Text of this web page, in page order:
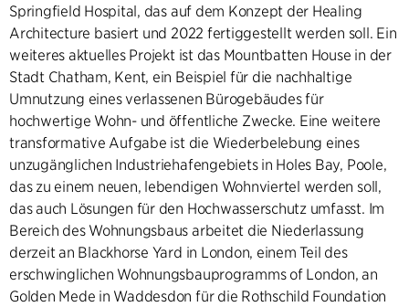
Springfield Hospital, das auf dem Konzept der Healing
Architecture basiert und 2022 fertiggestellt werden soll. Ein
weiteres aktuelles Projekt ist das Mountbatten House in der
Stadt Chatham, Kent, ein Beispiel für die nachhaltige
Umnutzung eines verlassenen Bürogebäudes für
hochwertige Wohn- und öffentliche Zwecke. Eine weitere
transformative Aufgabe ist die Wiederbelebung eines
unzugänglichen Industriehafengebiets in Holes Bay, Poole,
das zu einem neuen, lebendigen Wohnviertel werden soll,
das auch Lösungen für den Hochwasserschutz umfasst. Im
Bereich des Wohnungsbaus arbeitet die Niederlassung
derzeit an Blackhorse Yard in London, einem Teil des
erschwinglichen Wohnungsbauprogramms of London, an
Golden Mede in Waddesdon für die Rothschild Foundation